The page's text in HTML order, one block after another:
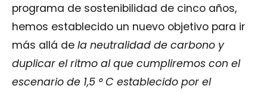
programa de sostenibilidad de cinco años,
hemos establecido un nuevo objetivo para ir
más allá de la neutralidad de carbono y
duplicar el ritmo al que cumpliremos con el
escenario de 1,5 ° C establecido por el